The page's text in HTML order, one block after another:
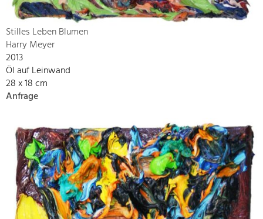
Stilles Leben Blumen
Harry Meyer
2013
Öl auf Leinwand
28 x 18 cm
Anfrage